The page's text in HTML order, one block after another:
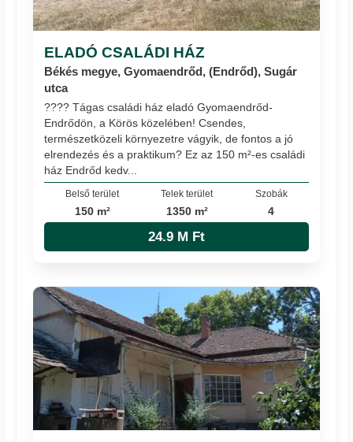
ELADÓ CSALÁDI HÁZ
Békés megye, Gyomaendrőd, (Endrőd), Sugár
utca
???? Tágas családi ház eladó Gyomaendrőd-
Endrődön, a Körös közelében! Csendes,
természetközeli környezetre vágyik, de fontos a jó
elrendezés és a praktikum? Ez az 150 m²-es családi
ház Endrőd kedv...
Belső terület
150 m²
Telek terület
1350 m²
Szobák
4
24.9 M Ft